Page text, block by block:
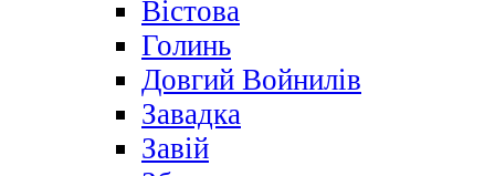
Вістова
Голинь
Довгий Войнилів
Завадка
Завій